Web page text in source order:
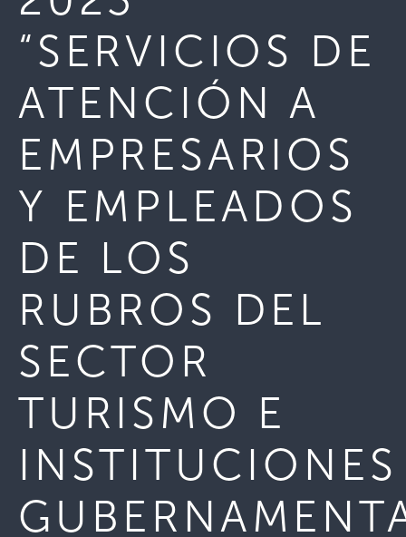
“SERVICIOS DE
ATENCIÓN A
EMPRESARIOS
Y EMPLEADOS
DE LOS
RUBROS DEL
SECTOR
TURISMO E
INSTITUCIONES